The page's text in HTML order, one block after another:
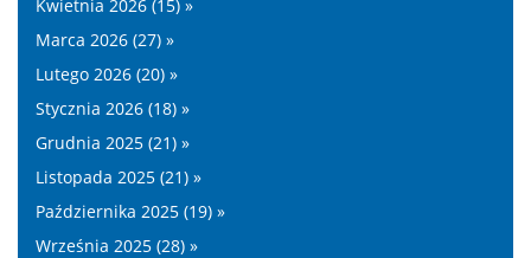
Kwietnia 2026 (15) »
Marca 2026 (27) »
Lutego 2026 (20) »
Stycznia 2026 (18) »
Grudnia 2025 (21) »
Listopada 2025 (21) »
Października 2025 (19) »
Września 2025 (28) »